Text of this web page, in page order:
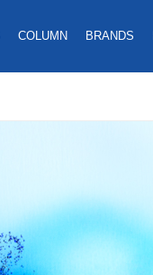
COLUMN BRANDS